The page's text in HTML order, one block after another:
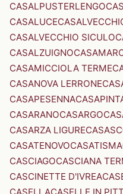
CASALPUSTERLENGO
CASALUCE
CASALVECCHIO SICULO
CASALZUIGNO
CASAMICCIOLA TERME
CASANOVA LERRONE
CASAPESENNA
CASARANOCASARGO
CASARZA LIGURE
CASATENOVOCASATISMA
CASCIAGOCASCIANA
CASCINETTE D'IVREA